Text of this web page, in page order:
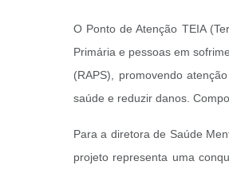
O Ponto de Atenção TEIA
Primária e pessoas em
(RAPS), promovendo
saúde e reduzir danos.
Para a diretora de Saúde
projeto representa uma